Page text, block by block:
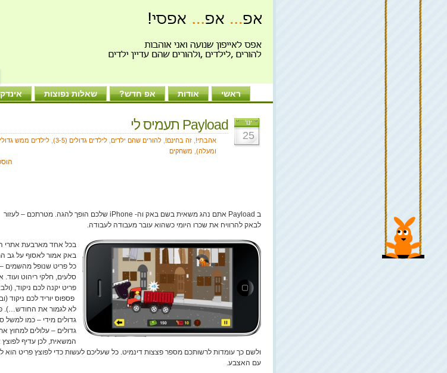
ראשי אודות אפ חדש? שאלות נפוצות
ינו'
25
Payload תעמיס לי
אהבתי! זה בחינם! להורים שהם ילדים לילדים גדולים (3-5)
ומעלה) משחקים
ב Payload אתם נהג משאית בשם באק וה- iPhone שלכם הופך להגה. מטרתכם – לעזור
לבאק להרוויח את שכרו היומי כשהוא עובר מעבודה לעבודה.
בכל אחד מארבעת אתרי
באק אמור לאסוף על גב
כל פריט שנופל מהשמים –
סלעים, חלקי ריהוט ועוד.
פריט יקנה לכם ניקוד,
פספוס יוריד לכם ניקוד
לא לגמור את החודש…).
גדולים מידי – כמו למשל
גדולים – עלולים למחוץ
המשאית, לכן עדיף לפוצץ
ולשם כך עומדות לרשותכם מספר פצצות דינמיט. כל שעליכם לעשות כדי לפוצץ פריט הוא
עם האצבע.